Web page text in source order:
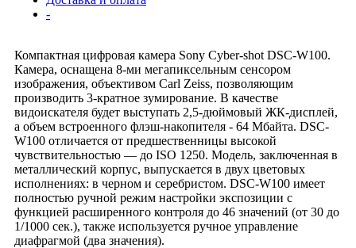
-
Компактная цифровая камера Sony Cyber-shot DSC-W100.
Камера, оснащена 8-ми мегапиксельным сенсором
изображения, объективом Carl Zeiss, позволяющим
производить 3-кратное зумирование. В качестве
видоискателя будет выступать 2,5-дюймовый ЖК-дисплей,
а объем встроенного флэш-накопителя - 64 Мбайта. DSC-
W100 отличается от предшественницы высокой
чувствительностью — до ISO 1250. Модель, заключенная в
металлический корпус, выпускается в двух цветовых
исполнениях: в черном и серебристом. DSC-W100 имеет
полностью ручной режим настройки экспозиции с
функцией расширенного контроля до 46 значений (от 30 до
1/1000 сек.), также используется ручное управление
диафрагмой (два значения).